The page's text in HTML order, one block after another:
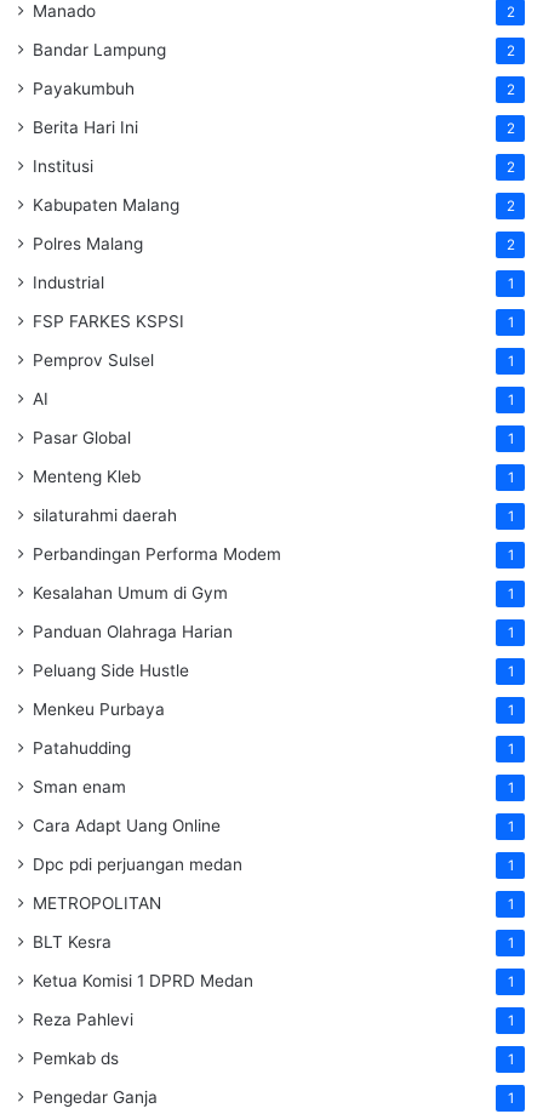
Manado 2
Bandar Lampung 2
Payakumbuh 2
Berita Hari Ini 2
Institusi 2
Kabupaten Malang 2
Polres Malang 2
Industrial 1
FSP FARKES KSPSI 1
Pemprov Sulsel 1
AI 1
Pasar Global 1
Menteng Kleb 1
silaturahmi daerah 1
Perbandingan Performa Modem 1
Kesalahan Umum di Gym 1
Panduan Olahraga Harian 1
Peluang Side Hustle 1
Menkeu Purbaya 1
Patahudding 1
Sman enam 1
Cara Adapt Uang Online 1
Dpc pdi perjuangan medan 1
METROPOLITAN 1
BLT Kesra 1
Ketua Komisi 1 DPRD Medan 1
Reza Pahlevi 1
Pemkab ds 1
Pengedar Ganja 1